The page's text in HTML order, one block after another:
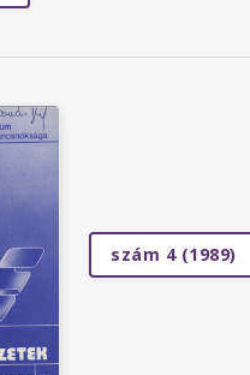
szám 4 (1989)